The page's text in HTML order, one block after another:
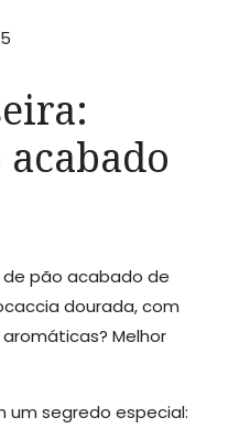
pão acabado de
dourada, com
Melhor
um segredo especial: